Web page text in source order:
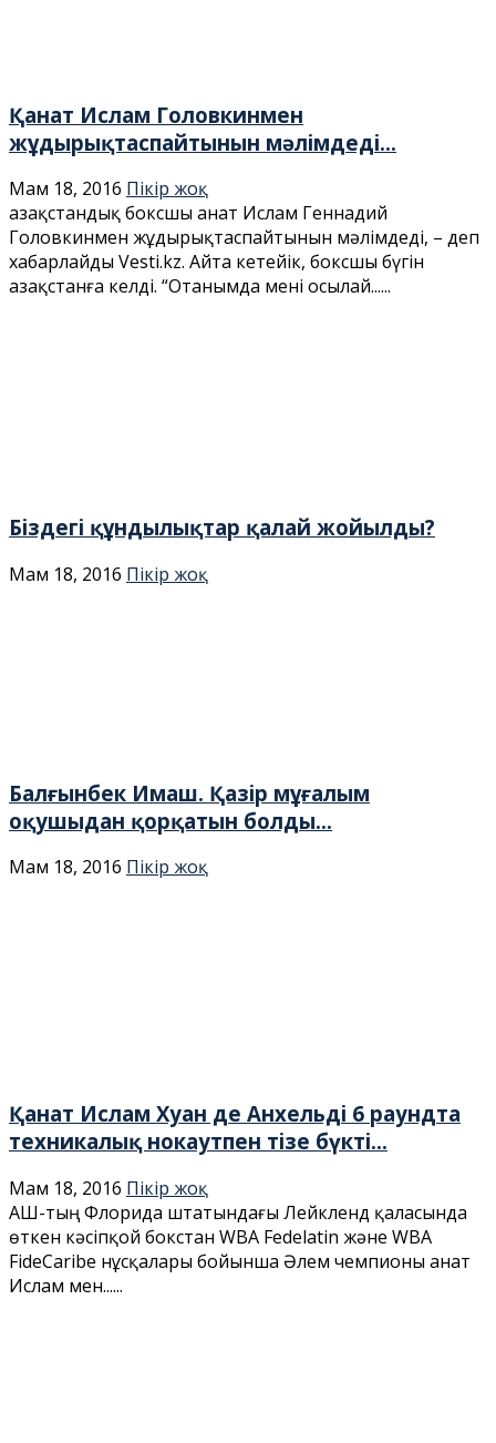
Қанат Ислам Головкинмен
жұдырықтаспайтынын мәлімдеді...
Мам 18, 2016 Пікір жоқ
Қазақстандық боксшы Қанат Ислам Геннадий
Головкинмен жұдырықтаспайтынын мәлімдеді, – деп
хабарлайды Vesti.kz. Айта кетейік, боксшы бүгін
Қазақстанға келді. “Отанымда мені осылай......
Біздегі құндылықтар қалай жойылды?
Мам 18, 2016 Пікір жоқ
Балғынбек Имаш. Қазір мұғалым
оқушыдан қорқатын болды...
Мам 18, 2016 Пікір жоқ
Қанат Ислам Хуан де Анхельді 6 раундта
техникалық нокаутпен тізе бүкті...
Мам 18, 2016 Пікір жоқ
АҚШ-тың Флорида штатындағы Лейкленд қаласында
өткен кәсіпқой бокстан WBA Fedelatin және WBA
FideCaribe нұсқалары бойынша Әлем чемпионы Қанат
Ислам мен......